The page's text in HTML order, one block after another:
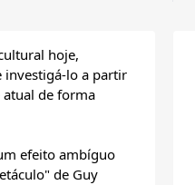
hoje,
investigá-lo a partir
atual de forma
efeito ambíguo
de Guy